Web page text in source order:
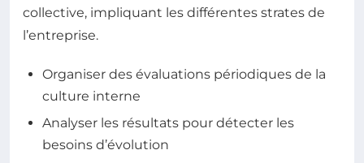
collective, impliquant les différentes strates de
l’entreprise.
Organiser des évaluations périodiques de la
culture interne
Analyser les résultats pour détecter les
besoins d’évolution